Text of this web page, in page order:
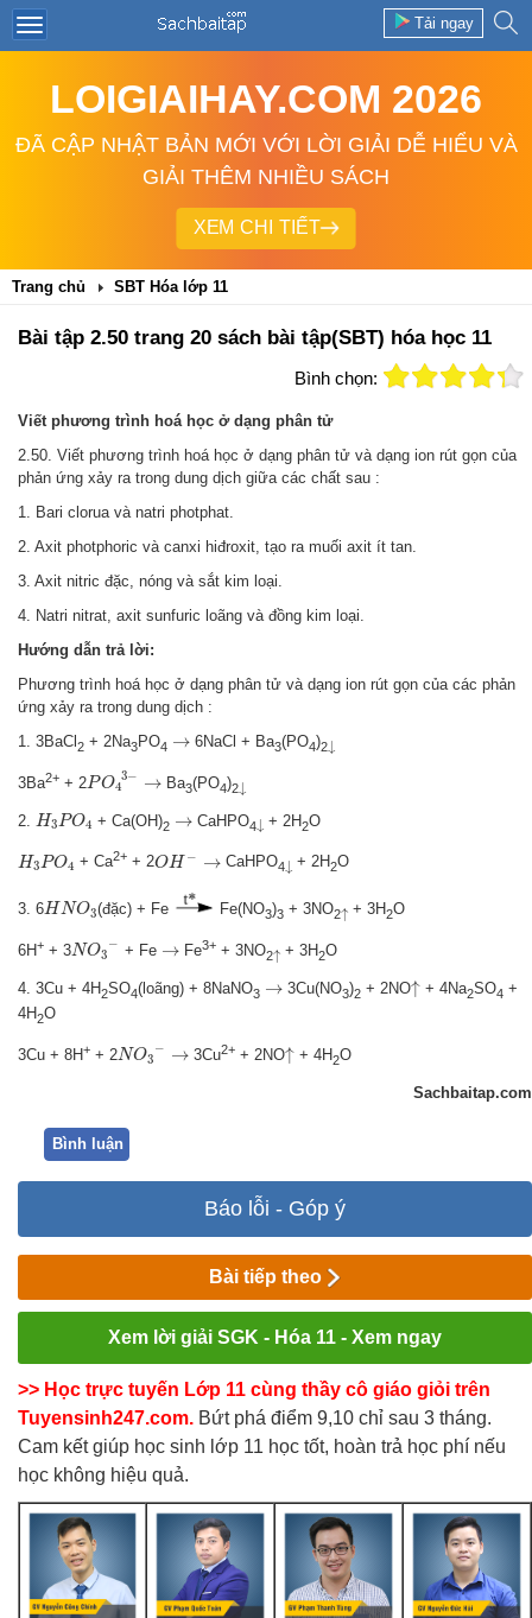
Tải ngay
LOIGIAIHAY.COM 2026
ĐÃ CẬP NHẬT BẢN MỚI VỚI LỜI GIẢI DỄ HIỂU VÀ
GIẢI THÊM NHIỀU SÁCH
XEM CHI TIẾT
Trang chủ SBT Hóa lớp 11
Bài tập 2.50 trang 20 sách bài tập(SBT) hóa học 11
Bình chọn:
Viết phương trình hoá học ở dạng phân tử
2.50. Viết phương trình hoá học ở dạng phân tử và dạng ion rút gọn của
phản ứng xảy ra trong dung dịch giữa các chất sau :
1. Bari clorua và natri photphat.
2. Axit photphoric và canxi hiđroxit, tạo ra muối axit ít tan.
3. Axit nitric đặc, nóng và sắt kim loại.
4. Natri nitrat, axit sunfuric loãng và đồng kim loại.
Hướng dẫn trả lời:
Phương trình hoá học ở dạng phân tử và dạng ion rút gọn của các phản
ứng xảy ra trong dung dịch :
1. 3BaCl 2 + 2Na3PO4 →
→ 6NaCl + Ba3(PO4)2↓
↓
3Ba2+ + 2PO4
3−
PO 43
→
→ Ba3(PO4)2↓
↓
2. H3 PO4
H3 PO4 + Ca(OH)2 →
→ CaHPO4↓
↓ + 2H2O
H3 PO4
H3 PO4 + Ca2+ + 2OH −
OH− →
→CaHPO4↓
↓ + 2H2O
3. 6HNO3
HNO3 (đặc) + Fe Fe(NO3)3+ 3NO2↑
↑+ 3H2O
6H+ + 3NO3
−
NO3 −
+ Fe →
→Fe3++ 3NO2↑
↑+ 3H2O
4. 3Cu + 4H2SO4(loãng) + 8NaNO3 →
→ 3Cu(NO3)2 + 2NO↑
↑ + 4Na2SO4 +
4H2O
3Cu + 8H+ + 2NO3
−
NO3 −
→
→3Cu2++ 2NO↑
↑+ 4H2O
Sachbaitap.com
Bình luận
Báo lỗi - Góp ý
Bài tiếp theo
Xem lời giải SGK - Hóa 11 - Xem ngay
>> Học trực tuyến Lớp 11 cùng thầy cô giáo giỏi trên
Tuyensinh247.com. Bứt phá điểm 9,10 chỉ sau 3 tháng.
Cam kết giúp học sinh lớp 11 học tốt, hoàn trả học phí nếu
học không hiệu quả.